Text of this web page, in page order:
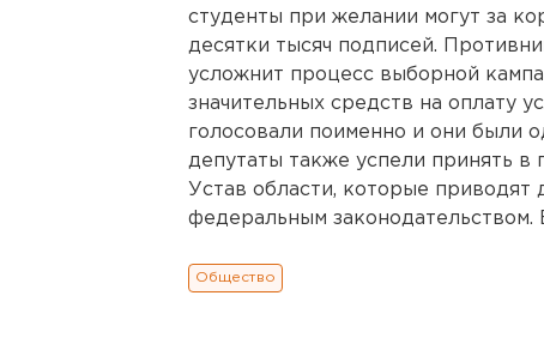
студенты при желании могут за
десятки тысяч подписей.
усложнит процесс выборной
значительных средств на оплату
голосовали поименно и они были
депутаты также успели принять в
Устав области, которые приводят
федеральным
Общество